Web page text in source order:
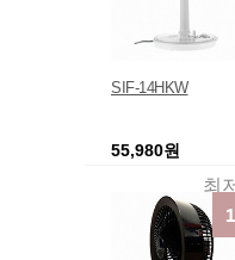
SIF-14HKW
55,980원
최